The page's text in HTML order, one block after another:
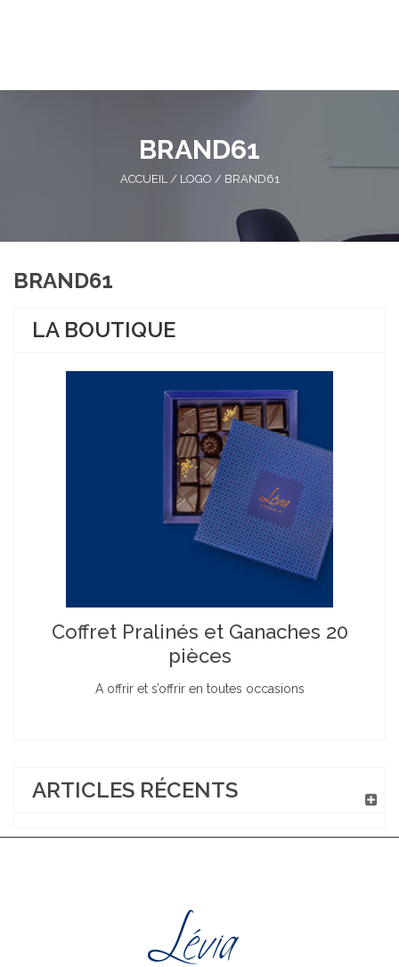
BRAND61
ACCUEIL / LOGO / BRAND61
BRAND61
LA BOUTIQUE
Coffret Pralinés et Ganaches 20
pièces
A offrir et s’offrir en toutes occasions
ARTICLES RÉCENTS